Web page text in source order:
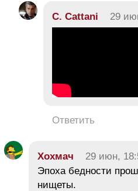
C. Cattani 29
Ответить
Хохмач 29 июн,
Эпоха бедности
нищеты.